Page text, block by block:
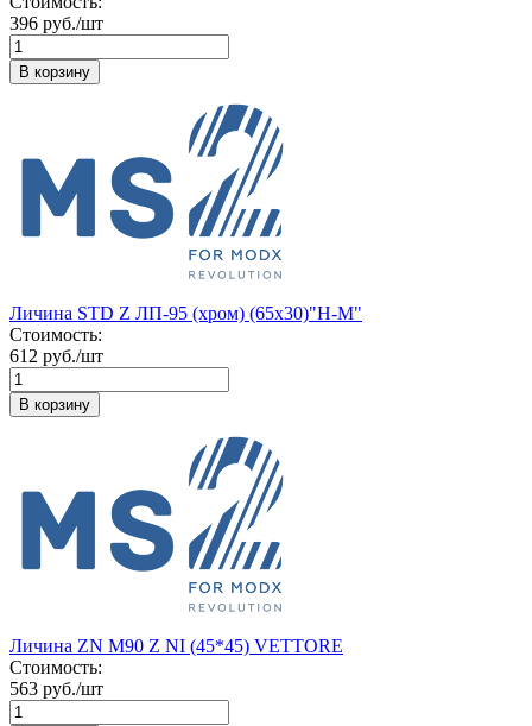
396 руб./шт
В корзину
Личина STD Z ЛП-95 (хром) (65х30)"Н-М"
Стоимость:
612 руб./шт
В корзину
Личина ZN M90 Z NI (45*45) VETTORE
Стоимость:
563 руб./шт